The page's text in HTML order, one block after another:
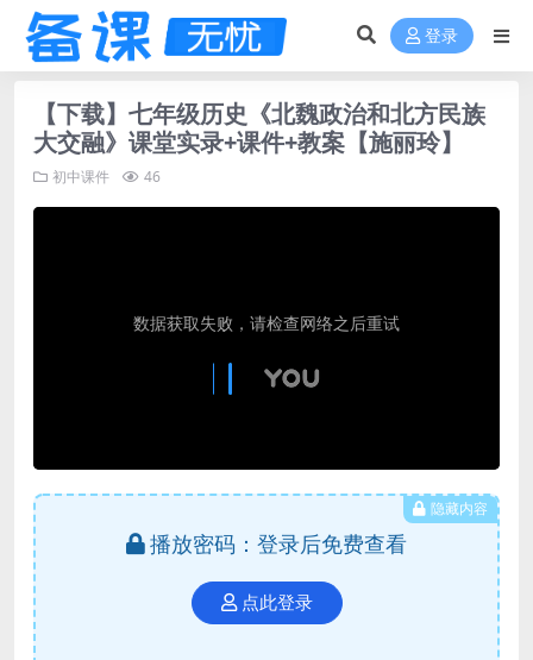
登录
【下载】七年级历史《北魏政治和北方民族
大交融》课堂实录+课件+教案【施丽玲】
初中课件 46
隐藏内容
播放密码：登录后免费查看
点此登录